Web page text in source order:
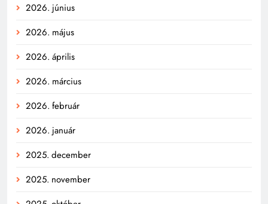
2026. június
2026. május
2026. április
2026. március
2026. február
2026. január
2025. december
2025. november